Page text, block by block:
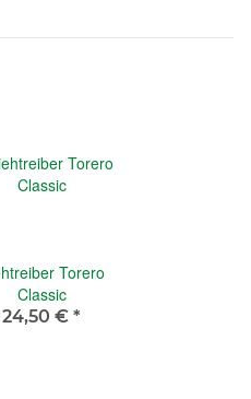
Torero
Classic
24,50 € *